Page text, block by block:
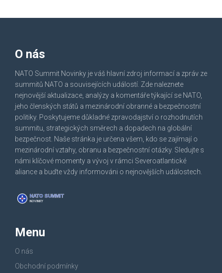
O nás
NATO Summit Novinky je váš hlavní zdroj informací a zpráv ze
summitů NATO a souvisejících událostí. Zde naleznete
nejnovější aktualizace, analýzy a komentáře týkající se NATO,
jeho členských států a mezinárodní obranné a bezpečnostní
politiky. Poskytujeme důkladné zpravodajství o rozhodnutích
summitu, strategických směrech a dopadech na globální
bezpečnost. Naše stránka je určena všem, kdo se zajímají o
mezinárodní vztahy, obranu a bezpečnostní otázky. Sledujte s
námi klíčové momenty a vývoj v rámci Severoatlantické
aliance a buďte vždy informováni o nejnovějších událostech.
Menu
O nás
Obchodní podmínky